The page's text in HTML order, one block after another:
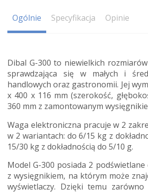
Ogólnie Specyfikacja Opinie
Dibal G-300 to niewielkich
sprawdzająca się w małych i
handlowych oraz gastronomii. Jej
x 400 x 116 mm (szerokość,
360 mm z zamontowanym
Waga elektroniczna pracuje w 2
w 2 wariantach: do 6/15 kg z
15/30 kg z dokładnością do 5/10 g.
Model G-300 posiada 2 podświetlane
z wysięgnikiem, na którym może
wyświetlaczy. Dzięki temu